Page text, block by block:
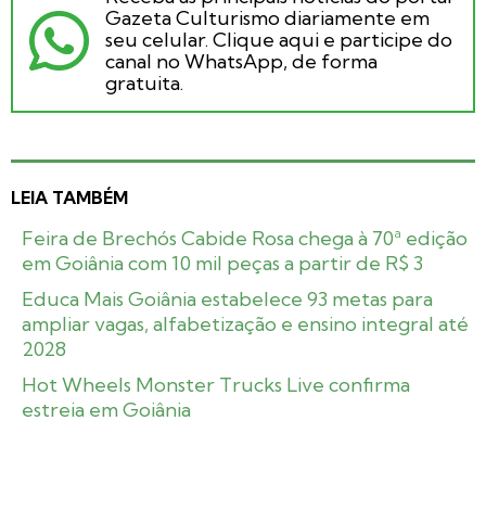
Gazeta Culturismo diariamente em
seu celular. Clique aqui e participe do
canal no WhatsApp, de forma
gratuita.
LEIA TAMBÉM
Feira de Brechós Cabide Rosa chega à 70ª edição
em Goiânia com 10 mil peças a partir de R$ 3
Educa Mais Goiânia estabelece 93 metas para
ampliar vagas, alfabetização e ensino integral até
2028
Hot Wheels Monster Trucks Live confirma
estreia em Goiânia